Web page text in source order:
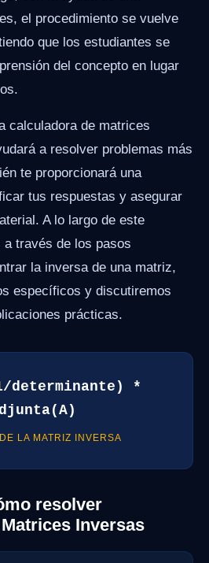
el procedimiento se vuelve
que los estudiantes se
del concepto en lugar
calculadora de matrices
a resolver problemas más
te proporcionará una
tus respuestas y asegurar
A lo largo de este
través de los pasos
la inversa de una matriz,
específicos y discutiremos
prácticas.
determinante) *
LA MATRIZ INVERSA
resolver
Inversas